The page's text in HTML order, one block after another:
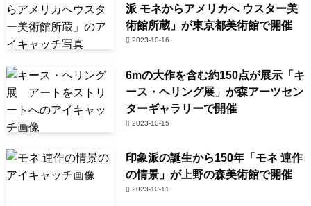
派 モネからアメリカへ ウスター美
術館所蔵」が東京都美術館で開催
2023-10-16
6mの大作を含む約150点が展示「キ
ース・ヘリング展」が森アーツセン
ターギャラリーで開催
2023-10-15
印象派の誕生から150年「モネ 連作
の情景」が上野の森美術館で開催
2023-10-11